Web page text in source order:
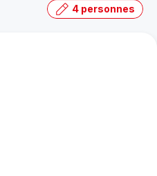
4 personnes